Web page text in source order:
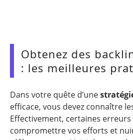
Obtenez des
: les meilleures
Dans votre quête d’une
efficace, vous devez connaître
Effectivement, certaines
compromettre vos efforts et